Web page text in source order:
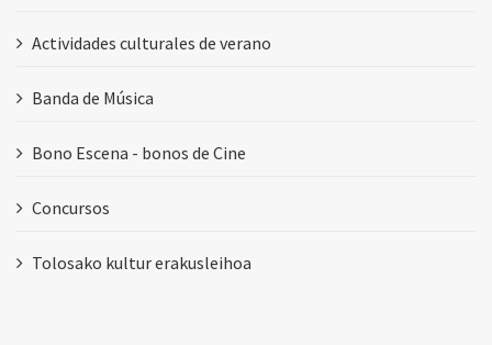
Actividades culturales de verano
Banda de Música
Bono Escena - bonos de Cine
Concursos
Tolosako kultur erakusleihoa